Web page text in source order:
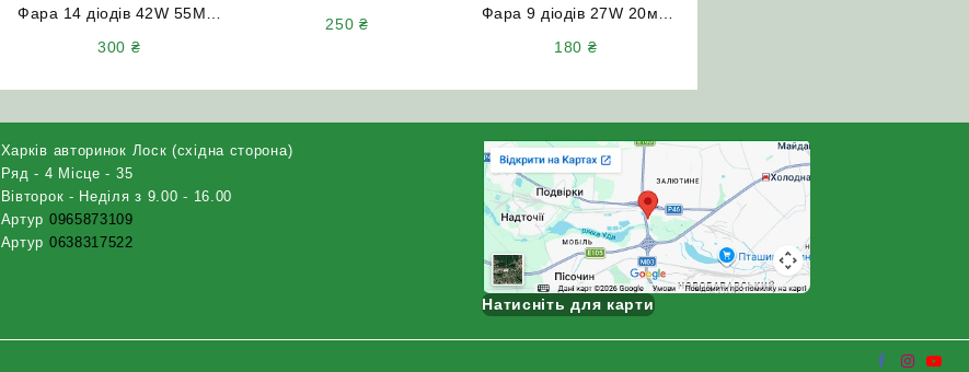
Фара 14 діодів 42W 55MM
300 ₴
250₴
Фара 9 діодів 27W 20мм
180 ₴
Харків авторинок Лоск (східна сторона)
Ряд - 4 Місце - 35
Вівторок - Неділя з 9.00 - 16.00
Артур 0965873109
Артур 0638317522
Натисніть для карти